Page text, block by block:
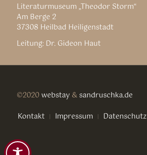
Literaturmuseum „Theodor Storm“
Am Berge 2
37308 Heilbad Heiligenstadt
Leitung: Dr. Gideon Haut
©2020 webstay&sandruschka.de
Kontakt
Impressum Datenschutz